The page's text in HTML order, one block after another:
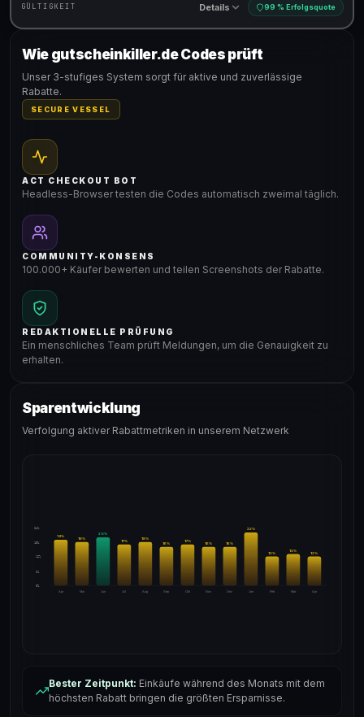
GÜLTIGKEIT Details 99 % Erfolgsquote
Gültig für teilnehmende Produkte
Wie gutscheinkiller.de Codes prüft
Unser 3-stufiges System sorgt für aktive und zuverlässige
Rabatte.
SECURE VESSEL
ACT CHECKOUT BOT
Headless-Browser testen die Codes automatisch zweimal täglich.
COMMUNITY-KONSENS
100.000+ Käufer bewerten und teilen Screenshots der Rabatte.
REDAKTIONELLE PRÜFUNG
Ein menschliches Team prüft Meldungen, um die Genauigkeit zu
erhalten.
Sparentwicklung
Verfolgung aktiver Rabattmetriken in unserem Netzwerk
24%
18%
12%
6%
0%
Apr
19%
Mai
18%
Jun
20%
Jul
17%
Aug
18%
Sep
16%
Okt
17%
Nov
16%
Dez
16%
Jan
22%
Feb
12%
Mär
13%
Apr
12%
Bester Zeitpunkt: Einkäufe während des Monats mit dem
höchsten Rabatt bringen die größten Ersparnisse.